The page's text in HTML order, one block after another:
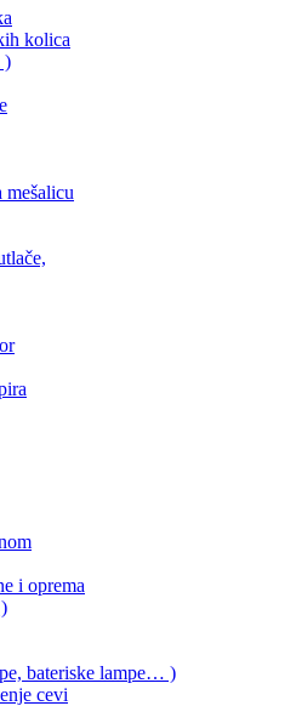
kolica
)
mešalicu
i oprema
bateriske lampe… )
cevi